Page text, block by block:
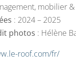
mobilier
: 2024 – 2025
photos : Hélène
roof.com/fr/